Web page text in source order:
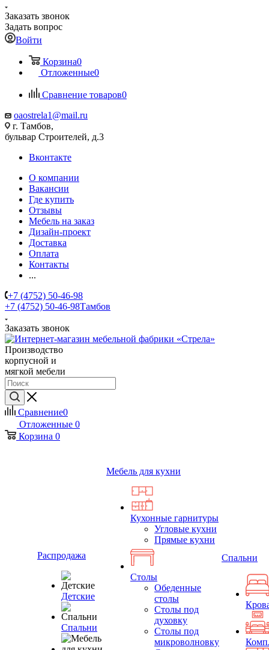
Заказать звонок
Задать вопрос
Войти
Корзина0
Отложенные0
Сравнение товаров0
oaostrela1@mail.ru
г. Тамбов,
бульвар Строителей, д.3
Вконтакте
О компании
Вакансии
Где купить
Отзывы
Мебель на заказ
Дизайн-проект
Доставка
Оплата
Контакты
...
+7 (4752) 50-46-98
+7 (4752) 50-46-98Тамбов
Заказать звонок
Производство
корпусной и
мягкой мебели
Сравнение0
Отложенные 0
Корзина 0
Распродажа
Детские
Спальни
Мебель для кухни
Кухонные гарнитуры
Угловые кухни
Прямые кухни
Столы
Обеденные
столы
Столы под
духовку
Столы под
микроволновку
Спальни